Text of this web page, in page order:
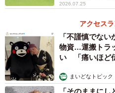
Xに投稿された動画には、試
な旗を振って選手を鼓舞して
に てをあて おしりフリフリ
団でぴょんぴょん跳ねたりか
がばっちり映し出される。「
「荒れ狂うダービー動画しか
2026.07.25
アクセス
「不謹慎でな
物資…運搬トラ
い 「痛いほど
まいどなトピック
「そのままに